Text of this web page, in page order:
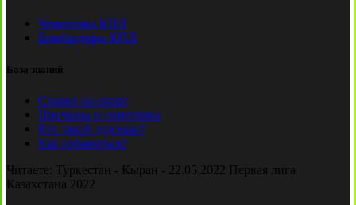
Чемпионы КПЛ
Бомбардиры КПЛ
База знаний
Ставки на спорт
Причины и симптомы
Кто такой лудоман?
Как избавиться?
Читаете: Туркестан - Кыран - 22.05.2022 Первая лига
Казахстана 2022